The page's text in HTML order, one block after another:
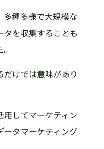
種多様で大規模な
を収集することも
だけでは意味があり
してマーケティン
ータマーケティング